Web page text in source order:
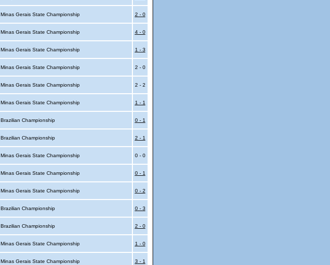
Minas Gerais State Championship 2 - 0
Minas Gerais State Championship 4 - 0
Minas Gerais State Championship 1 - 3
Minas Gerais State Championship 2 - 0
Minas Gerais State Championship 2 - 2
Minas Gerais State Championship 1 - 1
Brazilian Championship 0 - 1
Brazilian Championship 2 - 1
Minas Gerais State Championship 0 - 0
Minas Gerais State Championship 0 - 1
Minas Gerais State Championship 0 - 2
Brazilian Championship 0 - 3
Brazilian Championship 2 - 0
Minas Gerais State Championship 1 - 0
Minas Gerais State Championship 3 - 1